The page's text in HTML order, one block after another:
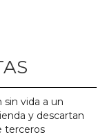
sin vida a un
y descartan
terceros